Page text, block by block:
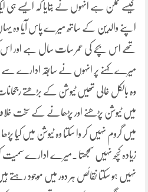
کیسے ممکن ہے انہوں نے بتایا کہ ایسے
اپنے والدین کے ساتھ میرے پاس آیا وہ یہاں
میرے کہنے پر انہوں نے سابقہ ادارے
وہ بالکل خالی تھیں ٹیوشن کے بڑھتے
میں ٹیوشن پڑھنے اور پڑھانے کے سخت
میں گروم نہیں کر وا سکتا وہ ٹیوشن میں کیا
زیادہ کچھ نہیں سمجھتا ۔میرے ادارے سمیت
نہیں ہو سکتا نقائص ہر دور میں موجود